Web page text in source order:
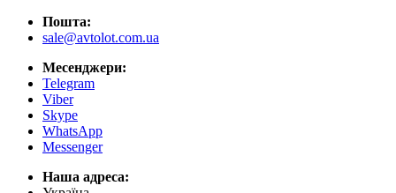
Пошта:
sale@avtolot.com.ua
Месенджери:
Telegram
Viber
Skype
WhatsApp
Messenger
Наша адреса: